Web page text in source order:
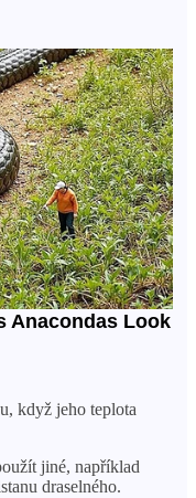
když jeho teplota
jiné, například
draselného.